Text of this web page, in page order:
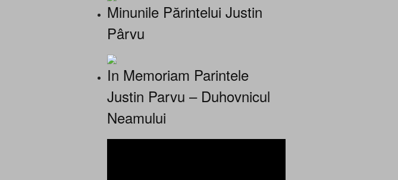
Minunile Părintelui Justin
Pârvu
In Memoriam Parintele
Justin Parvu – Duhovnicul
Neamului